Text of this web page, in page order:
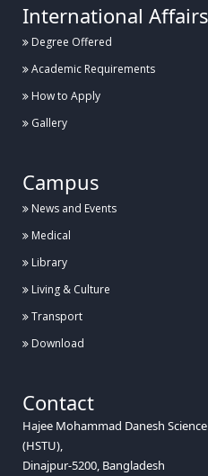
International
Degree Offered
Academic Requirements
How to Apply
Gallery
Campus
News and Events
Medical
Library
Living & Culture
Transport
Download
Contact
Hajee Mohammad Danesh
(HSTU),
Dinajpur-5200, Bangladesh